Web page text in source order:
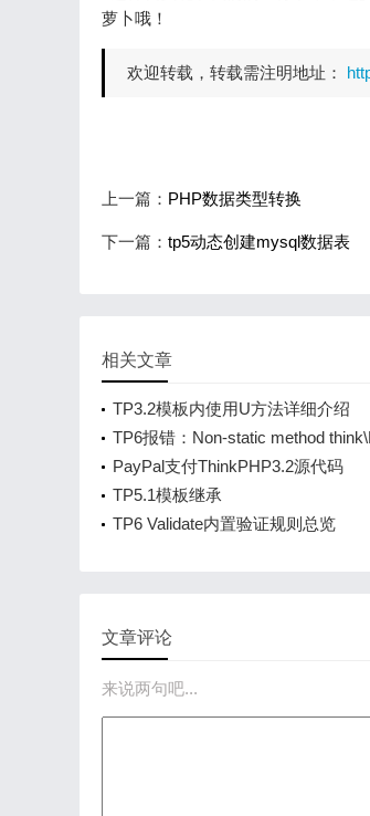
萝卜哦！
欢迎转载，转载需注明地址：
上一篇： PHP数据类型转换
下一篇： tp5动态创建mysql数据表
相关文章
TP3.2模板内使用U方法详细介绍
TP6报错：Non-static method
should not be called statically
PayPal支付ThinkPHP3.2源代码
TP5.1模板继承
TP6 Validate内置验证规则总览
文章评论
来说两句吧...